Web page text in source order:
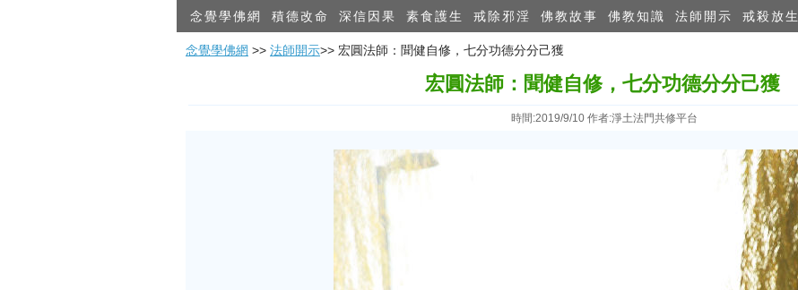
念覺學佛網 積德改命 深信因果 素食護生 戒除邪淫 佛教故事 佛教知識 法師開示 戒殺放生
念覺學佛網 >> 法師開示>> 宏圓法師：聞健自修，七分功德分分己獲
宏圓法師：聞健自修，七分功德分分己獲
時間:2019/9/10 作者:淨土法門共修平台